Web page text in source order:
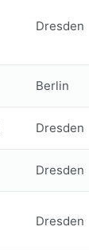
Dresden
Berlin
Dresden
Dresden
Dresden